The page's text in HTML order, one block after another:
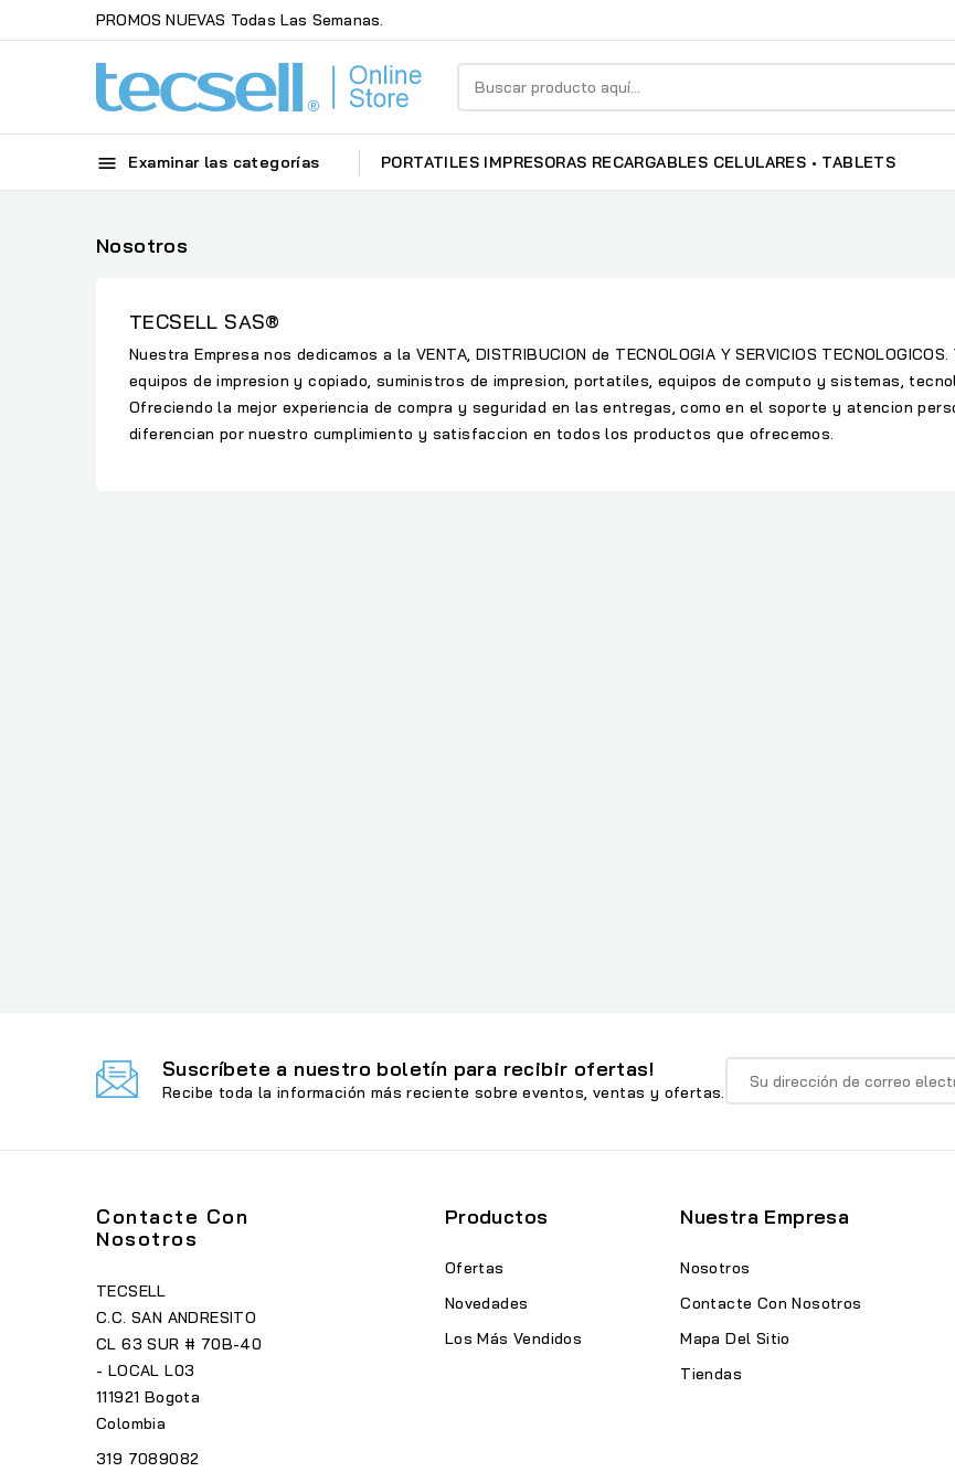
PROMOS NUEVAS Todas Las Semanas.
 Examinar las categorías PORTATILES IMPRESORAS RECARGABLES CELULARES • TABLETS
Nosotros
TECSELL SAS®
Nuestra Empresa nos dedicamos a la VENTA, DISTRIBUCION de TECNOLOGIA Y SERVICIOS
equipos de impresion y copiado, suministros de impresion, portatiles, equipos de computo y sistemas,
Ofreciendo la mejor experiencia de compra y seguridad en las entregas, como en el soporte y atencion
diferencian por nuestro cumplimiento y satisfaccion en todos los productos que ofrecemos.
Suscríbete a nuestro boletín para recibir ofertas!
Recibe toda la información más reciente sobre eventos, ventas y ofertas.
Contacte Con
Nosotros
TECSELL
C.C. SAN ANDRESITO
CL 63 SUR # 70B-40
- LOCAL L03
111921 Bogota
Colombia
319 7089082
Productos
Ofertas
Novedades
Los Más Vendidos
Nuestra Empresa
Nosotros
Contacte Con Nosotros
Mapa Del Sitio
Tiendas